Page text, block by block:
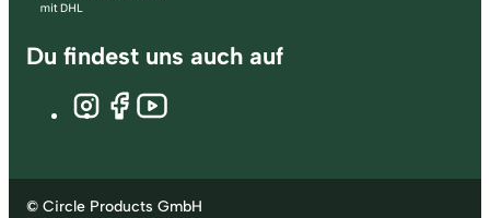
Du findest uns auch auf
© Circle Products GmbH